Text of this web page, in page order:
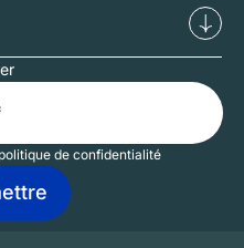
de confidentialité